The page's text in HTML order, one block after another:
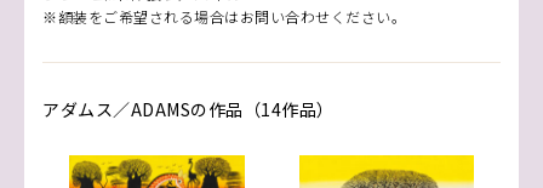
※額装をご希望される場合はお問い合わせください。
アダムス／ADAMSの作品（14作品）